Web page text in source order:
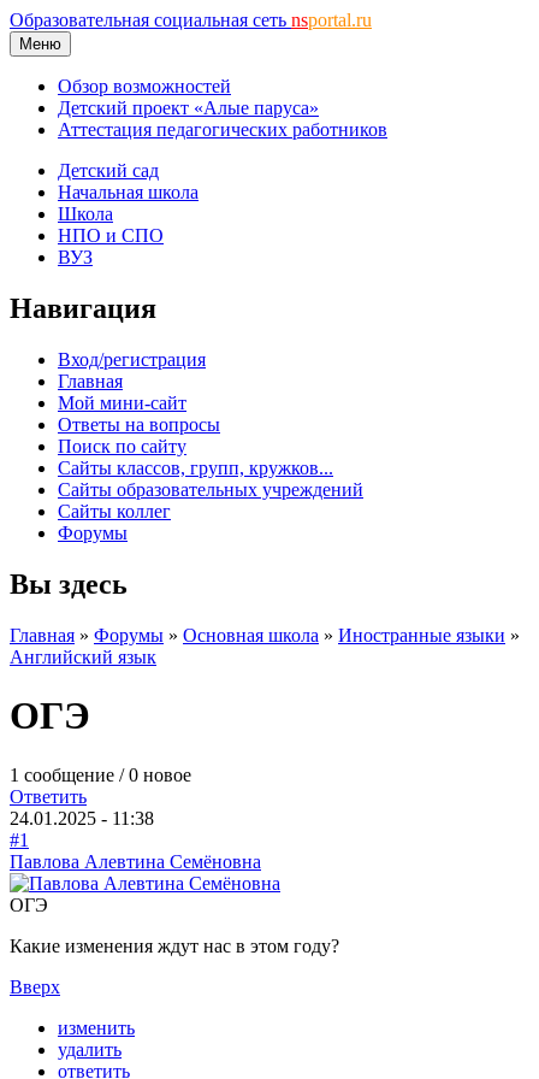
Образовательная социальная сеть nsportal.ru
Меню
Обзор возможностей
Детский проект «Алые паруса»
Аттестация педагогических работников
Детский сад
Начальная школа
Школа
НПО и СПО
ВУЗ
Навигация
Вход/регистрация
Главная
Мой мини-сайт
Ответы на вопросы
Поиск по сайту
Сайты классов, групп, кружков...
Сайты образовательных учреждений
Сайты коллег
Форумы
Вы здесь
Главная » Форумы » Основная школа » Иностранные языки »
Английский язык
ОГЭ
1 сообщение / 0 новое
Ответить
24.01.2025 - 11:38
#1
Павлова Алевтина Семёновна
ОГЭ
Какие изменения ждут нас в этом году?
Вверх
изменить
удалить
ответить